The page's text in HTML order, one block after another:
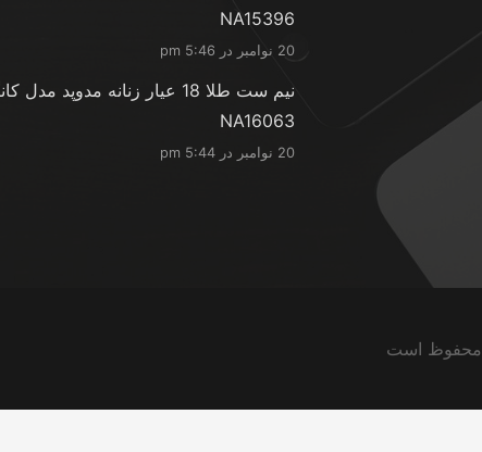
NA15396
20 نوامبر در 5:46 pm
نیم ست طلا 18 عیار زنانه مدوپد
NA16063
20 نوامبر در 5:44 pm
محفوظ است